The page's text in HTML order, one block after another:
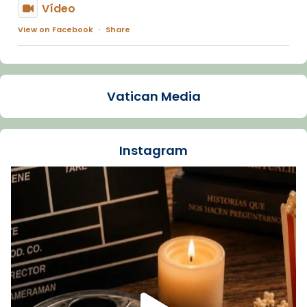
Vídeo
View on Facebook · Share
Arquebisbat de Barcelona
La Carmina va patir depressió. Fa gairebé
dos mesos, a l'Estadi Lluís Companys, la
Recupera l'entrevista comp
Vatican
tican News 👇
www.vaticannews.va/es/iglesia/news/2026-
07/carmina-historia-depresion-papa-viaje-
espana-testimoni...
Foto
View on Facebook · Share
Vatican Media
Instagram